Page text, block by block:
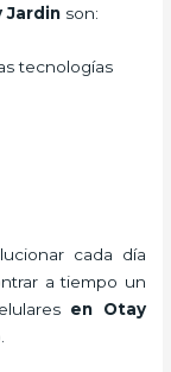
Jardin son:
tecnologías
cada día
a tiempo un
en Otay